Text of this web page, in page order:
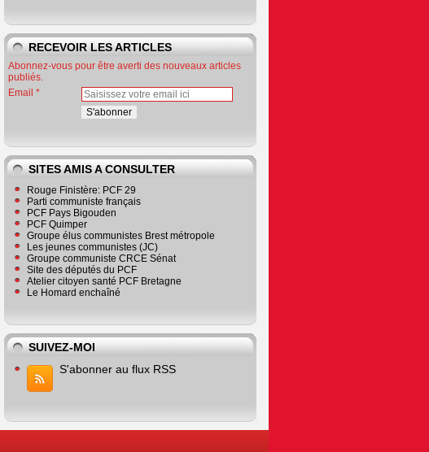
RECEVOIR LES ARTICLES
Abonnez-vous pour être averti des nouveaux articles
publiés.
Email
SITES AMIS A CONSULTER
Rouge Finistère: PCF 29
Parti communiste français
PCF Pays Bigouden
PCF Quimper
Groupe élus communistes Brest métropole
Les jeunes communistes (JC)
Groupe communiste CRCE Sénat
Site des députés du PCF
Atelier citoyen santé PCF Bretagne
Le Homard enchaîné
SUIVEZ-MOI
S'abonner au flux RSS